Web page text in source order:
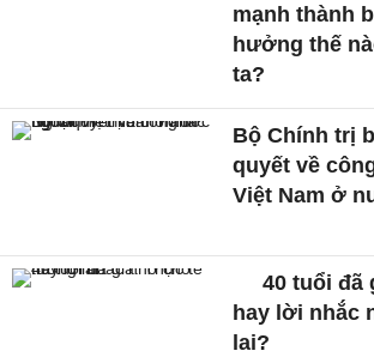
mạnh thành
hưởng thế
ta?
Bộ Chính trị
quyết về
Việt Nam ở
40 tuổi đã
hay lời nhắc
lai?